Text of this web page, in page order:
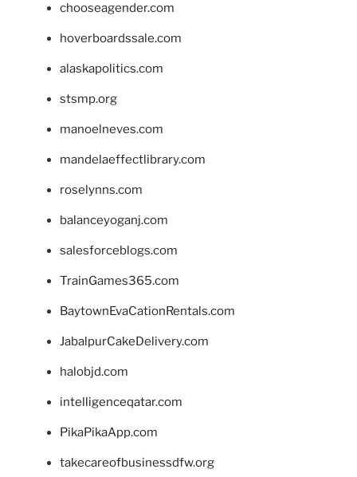
chooseagender.com
hoverboardssale.com
alaskapolitics.com
stsmp.org
manoelneves.com
mandelaeffectlibrary.com
roselynns.com
balanceyoganj.com
salesforceblogs.com
TrainGames365.com
BaytownEvaCationRentals.com
JabalpurCakeDelivery.com
halobjd.com
intelligenceqatar.com
PikaPikaApp.com
takecareofbusinessdfw.org